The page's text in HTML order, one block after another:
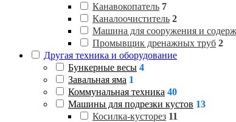
Канавокопатель 7
Каналоочиститель 2
Машина для сооружения и
Промывщик дренажных труб 2
Другая техника и оборудование
Бункерные весы 4
Завальная яма 1
Коммунальная техника 40
Машины для подрезки кустов 13
Косилка-кусторез 11